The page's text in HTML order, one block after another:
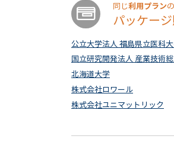
同じ利用プラン
パッケー
公立大学法人 福島県立医科
国立研究開発法人 産業技術
北海道大学
株式会社ロワール
株式会社ユニマットリック